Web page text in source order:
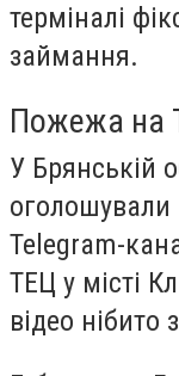
терміналі
займання.
Пожежа на
У Брянській
оголошували
Telegram-
ТЕЦ у місті
відео нібито